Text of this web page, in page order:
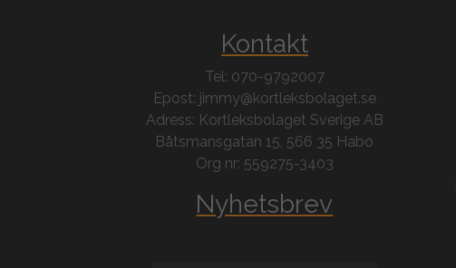
Kontakt
Tel: 070-9792007
Epost: jimmy@kortleksbolaget.se
Adress: Kortleksbolaget Sverige AB
Båtsmansgatan 15, 566 35 Habo
Org nr: 559275-3403
Nyhetsbrev